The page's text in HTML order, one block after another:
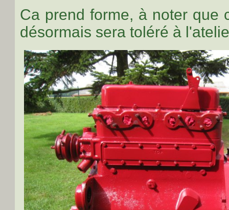
Ca prend forme, à noter que
désormais sera toléré à